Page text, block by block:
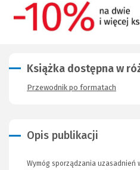
Opis publikacji
Wymóg sporządzania uzasadnień
Książka dostępna w
Przewodnik po formatach